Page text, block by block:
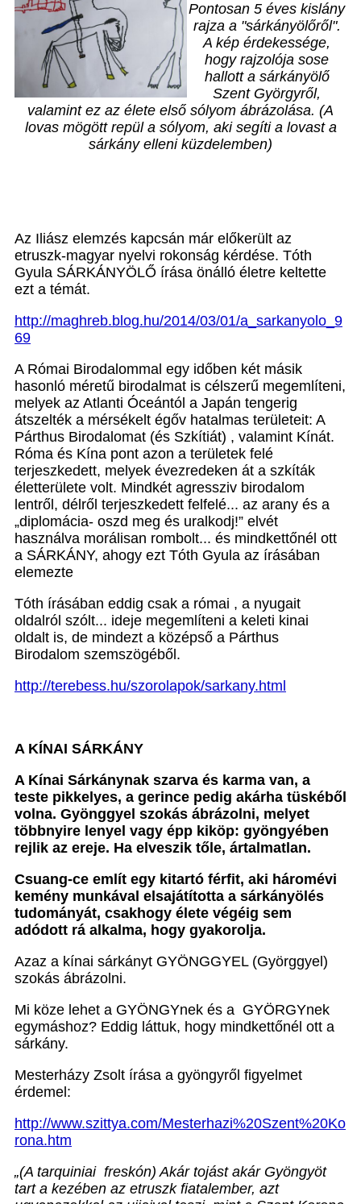
Pontosan 5 éves kislány
rajza a "sárkányölőről".
A kép érdekessége,
hogy rajzolója sose
hallott a sárkányölő
Szent Györgyről,
valamint ez az élete első sólyom ábrázolása. (A
lovas mögött repül a sólyom, aki segíti a lovast a
sárkány elleni küzdelemben)
Az Iliász elemzés kapcsán már előkerült az
etruszk-magyar nyelvi rokonság kérdése. Tóth
Gyula SÁRKÁNYÖLŐ írása önálló életre keltette
ezt a témát.
http://maghreb.blog.hu/2014/03/01/a_sarkanyolo_9
69
A Római Birodalommal egy időben két másik
hasonló méretű birodalmat is célszerű megemlíteni,
melyek az Atlanti Óceántól a Japán tengerig
átszelték a mérsékelt égőv hatalmas területeit: A
Párthus Birodalomat (és Szkítiát) , valamint Kínát.
Róma és Kína pont azon a területek felé
terjeszkedett, melyek évezredeken át a szkíták
életterülete volt. Mindkét agressziv birodalom
lentről, délről terjeszkedett felfelé... az arany és a
„diplomácia- oszd meg és uralkodj!” elvét
használva morálisan rombolt... és mindkettőnél ott
a SÁRKÁNY, ahogy ezt Tóth Gyula az írásában
elemezte
Tóth írásában eddig csak a római , a nyugait
oldalról szólt... ideje megemlíteni a keleti kinai
oldalt is, de mindezt a középső a Párthus
Birodalom szemszögéből.
http://terebess.hu/szorolapok/sarkany.html
A KÍNAI SÁRKÁNY
A Kínai Sárkánynak szarva és karma van, a
teste pikkelyes, a gerince pedig akárha tüskéből
volna. Gyönggyel szokás ábrázolni, melyet
többnyire lenyel vagy épp kiköp: gyöngyében
rejlik az ereje. Ha elveszik tőle, ártalmatlan.
Csuang-ce említ egy kitartó férfit, aki háromévi
kemény munkával elsajátította a sárkányölés
tudományát, csakhogy élete végéig sem
adódott rá alkalma, hogy gyakorolja.
Azaz a kínai sárkányt GYÖNGGYEL (Györggyel)
szokás ábrázolni.
Mi köze lehet a GYÖNGYnek és a GYÖRGYnek
egymáshoz? Eddig láttuk, hogy mindkettőnél ott a
sárkány.
Mesterházy Zsolt írása a gyöngyről figyelmet
érdemel:
http://www.szittya.com/Mesterhazi%20Szent%20Ko
rona.htm
„(A tarquiniai freskón) Akár tojást akár Gyöngyöt
tart a kezében az etruszk fiatalember, azt